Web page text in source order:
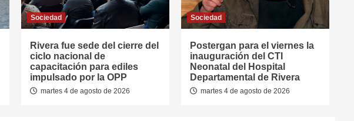
Sociedad
Rivera fue sede del cierre del
ciclo nacional de
capacitación para ediles
impulsado por la OPP
martes 4 de agosto de 2026
Sociedad
Postergan para el viernes la
inauguración del CTI
Neonatal del Hospital
Departamental de Rivera
martes 4 de agosto de 2026